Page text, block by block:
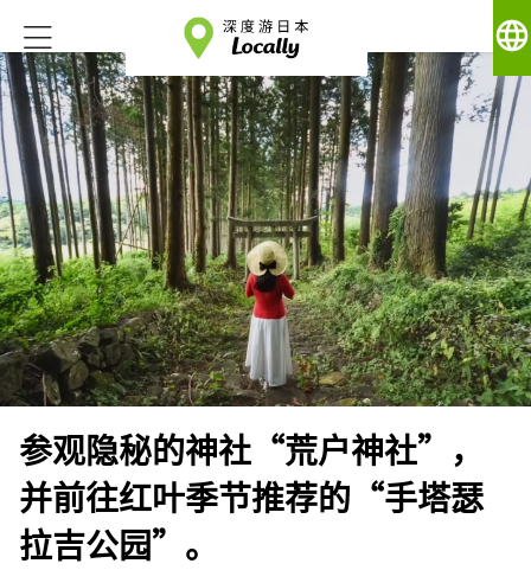
language
参观隐秘的神社“荒户神社”，
并前往红叶季节推荐的“手塔瑟
拉吉公园”。